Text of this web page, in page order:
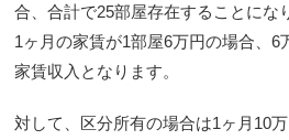
合、合計で25部屋存在することにな
1ヶ月の家賃が1部屋6万円の場合、6
家賃収入となります。
対して、区分所有の場合は1ヶ月10